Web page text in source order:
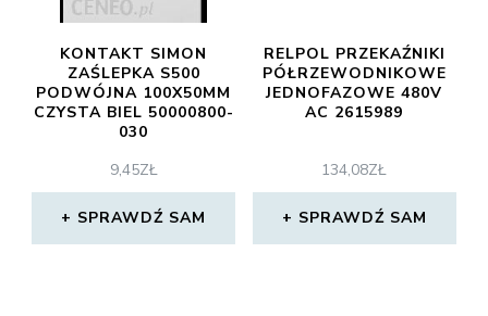
KONTAKT SIMON
ZAŚLEPKA S500
PODWÓJNA 100X50MM
CZYSTA BIEL 50000800-
030
9,45ZŁ
SPRAWDŹ SAM
RELPOL PRZEKAŹNIKI
PÓŁRZEWODNIKOWE
JEDNOFAZOWE 480V
AC 2615989
134,08ZŁ
SPRAWDŹ SAM